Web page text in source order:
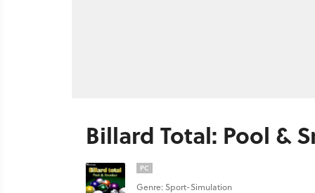
Billard Total: Pool &
PC
Genre: Sport-Simulation